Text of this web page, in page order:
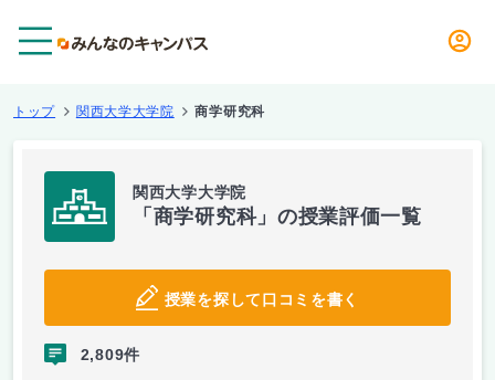
トップ 関西大学大学院 商学研究科
関西大学大学院
「商学研究科」の授業評価一覧
授業を探して口コミを書く
2,809件